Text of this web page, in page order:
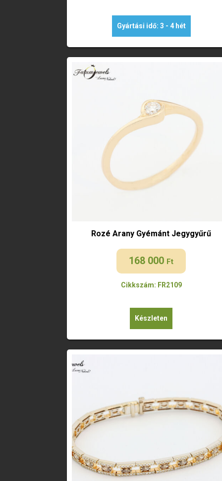
Gyártási idő: 3 - 4 hét
Rozé Arany Gyémánt Jegygyűrű
168 000 Ft
Cikkszám: FR2109
Készleten